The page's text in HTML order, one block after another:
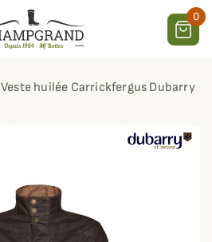
0
Veste huilée Carrickfergus Dubarry